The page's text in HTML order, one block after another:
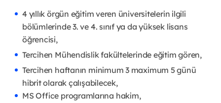
4 yıllık örgün eğitim veren üniversitelerin ilgili
bölümlerinde 3. ve 4. sınıf ya da yüksek lisans
öğrencisi,
Tercihen Mühendislik fakültelerinde eğitim gören,
Tercihen haftanın minimum 3 maximum 5 günü
hibrit olarak çalışabilecek,
MS Office programlarına hakim,